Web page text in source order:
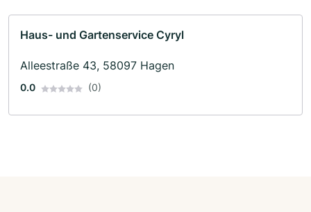
Haus- und Gartenservice Cyryl
Alleestraße 43, 58097 Hagen
0.0 (0)